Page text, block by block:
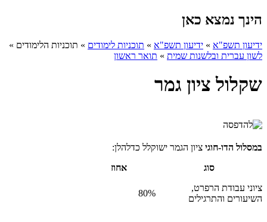
הינך נמצא כאן
ידיעון תשפ"א » ידיעון תשפ"א » תוכניות לימודים » תוכניות הלימודים »
לשון עברית ובלשנות שמית » תואר ראשון
שקלול ציון גמר
במסלול הדו-חוגי ציון הגמר ישוקלל כדלהלן:
סוג
אחוז
ציוני עבודת הרפרט,
השיעורים והתרגילים
80%